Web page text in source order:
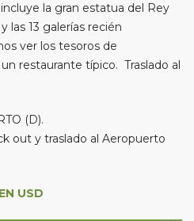
la gran estatua del Rey
las 13 galerías recién
ver los tesoros de
restaurante típico. Traslado al
(D).
out y traslado al Aeropuerto
USD